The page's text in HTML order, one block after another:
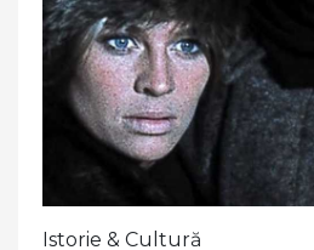
Istorie & Cultură